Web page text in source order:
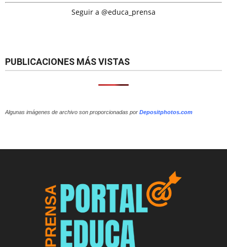
Seguir a @educa_prensa
PUBLICACIONES MÁS VISTAS
Algunas imágenes de archivo son proporcionadas por Depositphotos.com